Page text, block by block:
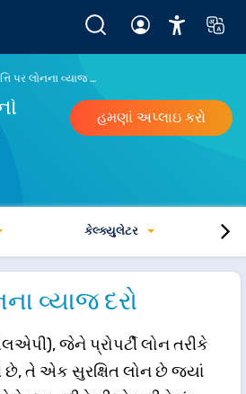
દર વાર્ષિક @8.50%* થી શરૂ થાય છે -
સંપત્તિ પર લોનના વ્યાજ દરો
હમણાં અપ્લાઇ કરો
કેલ્ક્યુલેટર
વ્યાજ દરો
જેને પ્રોપર્ટી લોન તરીકે
તે એક સુરક્ષિત લોન છે જ્યાં